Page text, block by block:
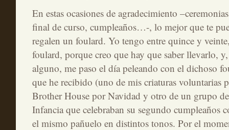
En estas ocasiones de agradecimiento
final de curso, cumpleaños…-, lo mejor que te
regalen un foulard. Yo tengo entre quince y
foulard, porque creo que hay que saber llevarlo,
alguno, me paso el día peleando con el dichoso
que he recibido (uno de mis criaturas voluntarias
Brother House por Navidad y otro de un grupo
Infancia que celebraban su segundo cumpleaños
el mismo pañuelo en distintos tonos. Por el